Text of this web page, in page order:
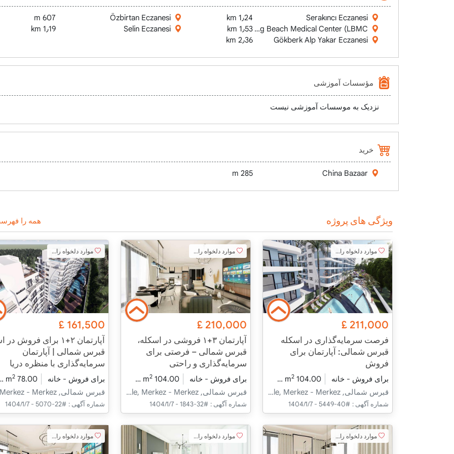
Serakıncı Eczanesi
1٫24 km
Long Beach Medical Center (LBMC)
1٫53 km
Gökberk Alp Yakar Eczanesi
2٫36 km
Özbirtan Eczanesi
607 m
Selin Eczanesi
1٫19 km
مؤسسات آموزشی
نزدیک به موسسات آموزشی نیست
خرید
China Bazaar
285 m
ویژگی های پروژه همه را
موارد دلخواه را اضافه کنید
211,000
£
فرصت سرمایه‌گذاری در اسکله
قبرس شمالی: آپارتمان برای
فروش
برای فروش - خانه 104.00 m
2 در حال ساخت 2026 - فوریه تحویل
قبرس شمالی, İskele, İskele, Merkez - Merkez
شماره آگهی : #40-5449 - 1404/1/7
موارد دلخواه را اضافه کنید
210,000
£
آپارتمان ۳+۱ فروشی در اسکله،
قبرس شمالی – فرصتی برای
سرمایه‌گذاری و راحتی
برای فروش - خانه 104.00 m
2 در حال ساخت 2026 - ژوئن تحویل
قبرس شمالی, İskele, İskele, Merkez - Merkez
شماره آگهی : #32-1843 - 1404/1/7
موارد دلخواه را اضافه کنید
161,500
£
آپارتمان ۲+۱ برای فروش
قبرس شمالی | آپارتمان
سرمایه‌گذاری با منظره دریا
برای فروش - خانه 78.00 m
2
شماره آگهی : #22-5070 - 1404/1/7
موارد دلخواه را اضافه کنید موارد دلخواه را اضافه کنید موارد دلخواه را اضافه کنید